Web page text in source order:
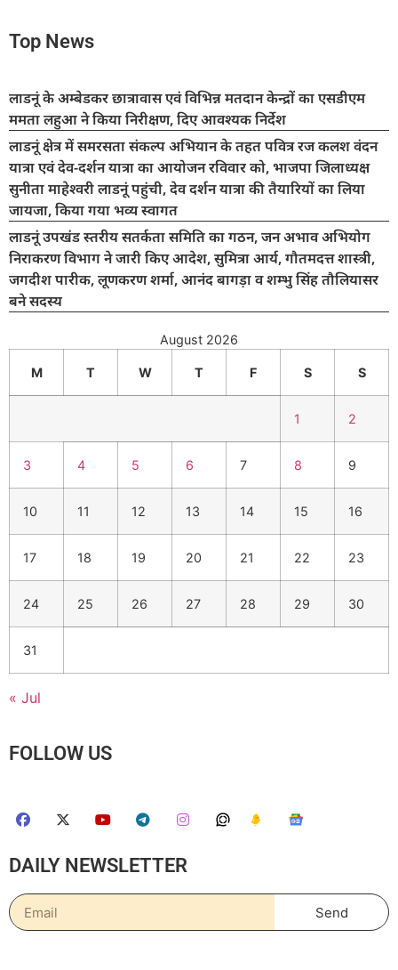
Top News
लाडनूं के अम्बेडकर छात्रावास एवं विभिन्न मतदान केन्द्रों का एसडीएम
ममता लहुआ ने किया निरीक्षण, दिए आवश्यक निर्देश
लाडनूं क्षेत्र में समरसता संकल्प अभियान के तहत पवित्र रज कलश वंदन
यात्रा एवं देव-दर्शन यात्रा का आयोजन रविवार को, भाजपा जिलाध्यक्ष
सुनीता माहेश्वरी लाडनूं पहुंची, देव दर्शन यात्रा की तैयारियों का लिया
जायजा, किया गया भव्य स्वागत
लाडनूं उपखंड स्तरीय सतर्कता समिति का गठन, जन अभाव अभियोग
निराकरण विभाग ने जारी किए आदेश, सुमित्रा आर्य, गौतमदत्त शास्त्री,
जगदीश पारीक, लूणकरण शर्मा, आनंद बागड़ा व शम्भु सिंह तौलियासर
बने सदस्य
August 2026
M T W T F S S
1 2
3 4 5 6 7 8 9
10 11 12 13 14 15 16
17 18 19 20 21 22 23
24 25 26 27 28 29 30
31
« Jul
FOLLOW US
DAILY NEWSLETTER
Send